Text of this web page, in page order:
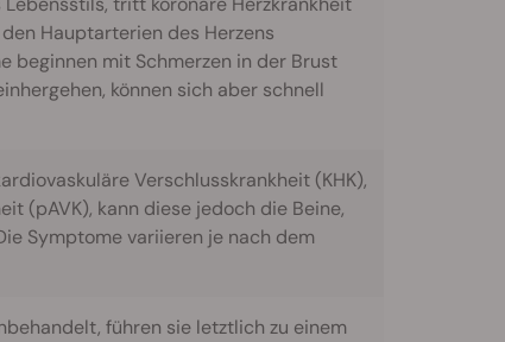
Hauptarterien des Herzens
beginnen mit Schmerzen in der Brust
können sich aber schnell
Verschlusskrankheit (KHK),
(pAVK), kann diese jedoch die Beine,
Symptome variieren je nach dem
führen sie letztlich zu einem